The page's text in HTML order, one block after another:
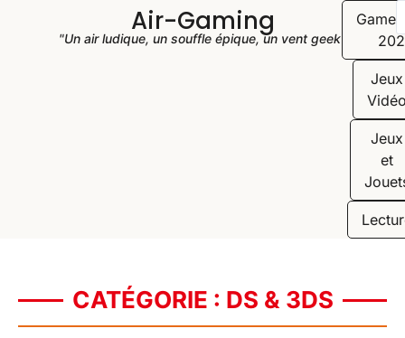
Air-Gaming
"Un air ludique, un souffle épique, un vent geek"
Jeux
Jeux
et
CATÉGORIE : DS & 3DS